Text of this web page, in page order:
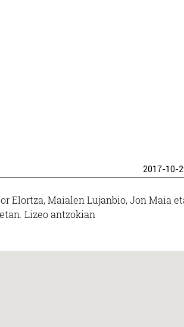
2017-10-
Elortza, Maialen Lujanbio, Jon Maia
Lizeo antzokian